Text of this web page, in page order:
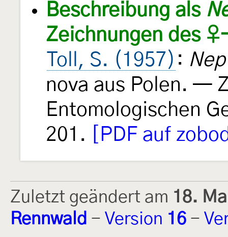
Beschreibung als
Zeichnungen des
Toll, S. (1957) :
nova aus Polen. —
Entomologischen
201.
[PDF auf
Zuletzt geändert am 18.
Rennwald - Version 16 -